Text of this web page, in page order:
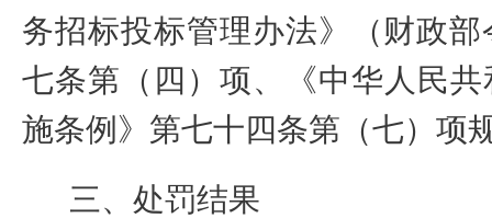
务招标投标管理办法》（财政部
七条第（四）项、
《中华人民
施条例 》 第七十四条第（七）项
三、处罚结果